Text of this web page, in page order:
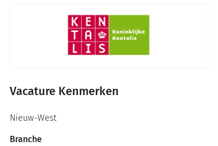
Vacature Kenmerken
Nieuw-West
Branche